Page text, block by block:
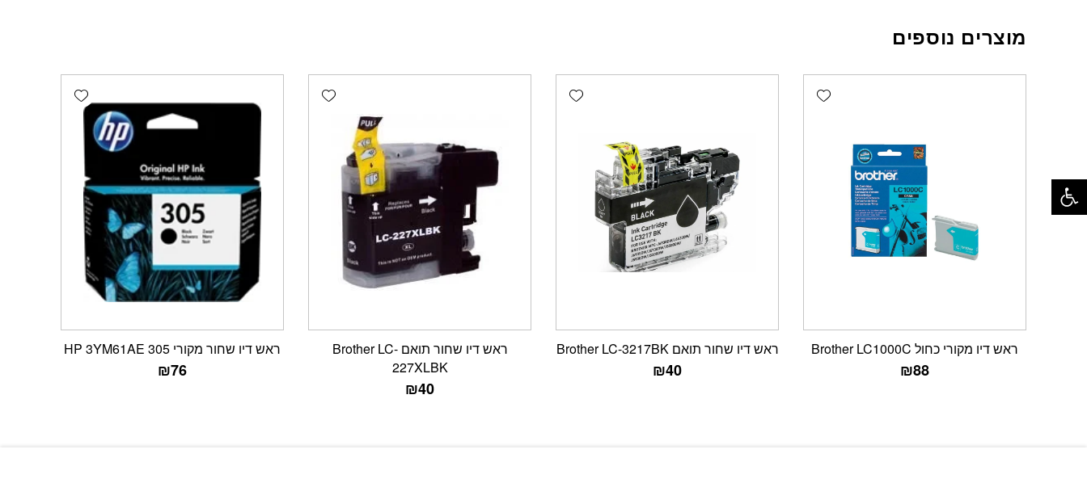
מוצרים נוספים
Add wishlist
ראש דיו מקורי כחול Brother LC1000C
₪88
Add wishlist
ראש דיו שחור תואם Brother LC-3217BK
₪40
Add wishlist
ראש דיו שחור תואם Brother LC-
227XLBK
₪40
Add wishlist
ראש דיו שחור מקורי HP 3YM61AE 305
₪76
פתח סרגל נגישות